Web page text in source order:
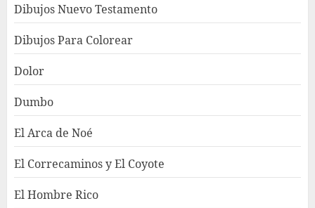
Dibujos Nuevo Testamento
Dibujos Para Colorear
Dolor
Dumbo
El Arca de Noé
El Correcaminos y El Coyote
El Hombre Rico